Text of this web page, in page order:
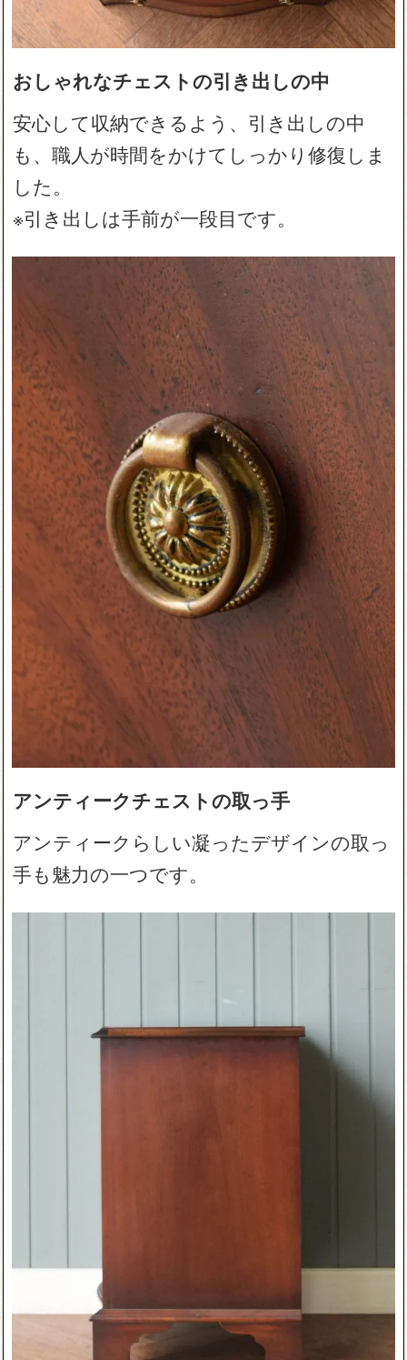
おしゃれなチェストの引き出しの中
安心して収納できるよう、引き出しの中
も、職人が時間をかけてしっかり修復しま
した。
※引き出しは手前が一段目です。
アンティークチェストの取っ手
アンティークらしい凝ったデザインの取っ
手も魅力の一つです。